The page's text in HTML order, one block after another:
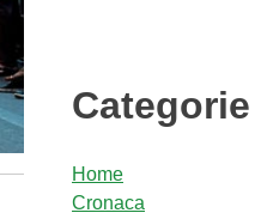
Categorie
Home
Cronaca